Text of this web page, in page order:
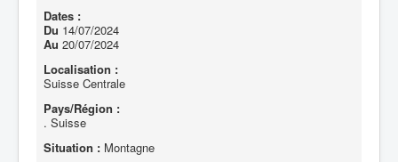
Dates :
Du 14/07/2024
Au 20/07/2024
Localisation :
Suisse Centrale
Pays/Région :
. Suisse
Situation : Montagne